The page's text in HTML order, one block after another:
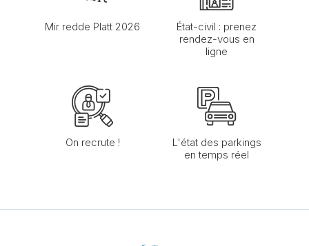
Mir redde Platt 2026
État-civil : prenez
rendez-vous en
ligne
On recrute !
L'état des parkings
en temps réel